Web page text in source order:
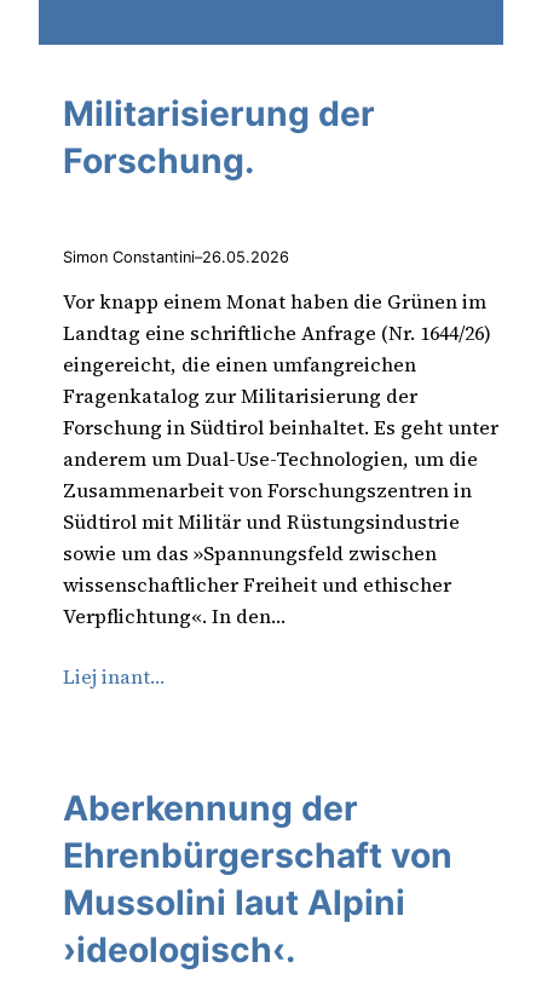
Militarisierung der
Forschung.
Simon Constantini–26.05.2026
Vor knapp einem Monat haben die Grünen im
Landtag eine schriftliche Anfrage (Nr. 1644/26)
eingereicht, die einen umfangreichen
Fragenkatalog zur Militarisierung der
Forschung in Südtirol beinhaltet. Es geht unter
anderem um Dual-Use-Technologien, um die
Zusammenarbeit von Forschungszentren in
Südtirol mit Militär und Rüstungsindustrie
sowie um das »Spannungsfeld zwischen
wissenschaftlicher Freiheit und ethischer
Verpflichtung«. In den…
Liej inant…
Aberkennung der
Ehrenbürgerschaft von
Mussolini laut Alpini
›ideologisch‹.